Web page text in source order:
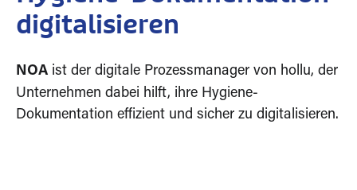
digitalisieren
NOA ist der digitale Prozessmanager von hollu, der
Unternehmen dabei hilft, ihre Hygiene-
Dokumentation effizient und sicher zu digitalisieren.